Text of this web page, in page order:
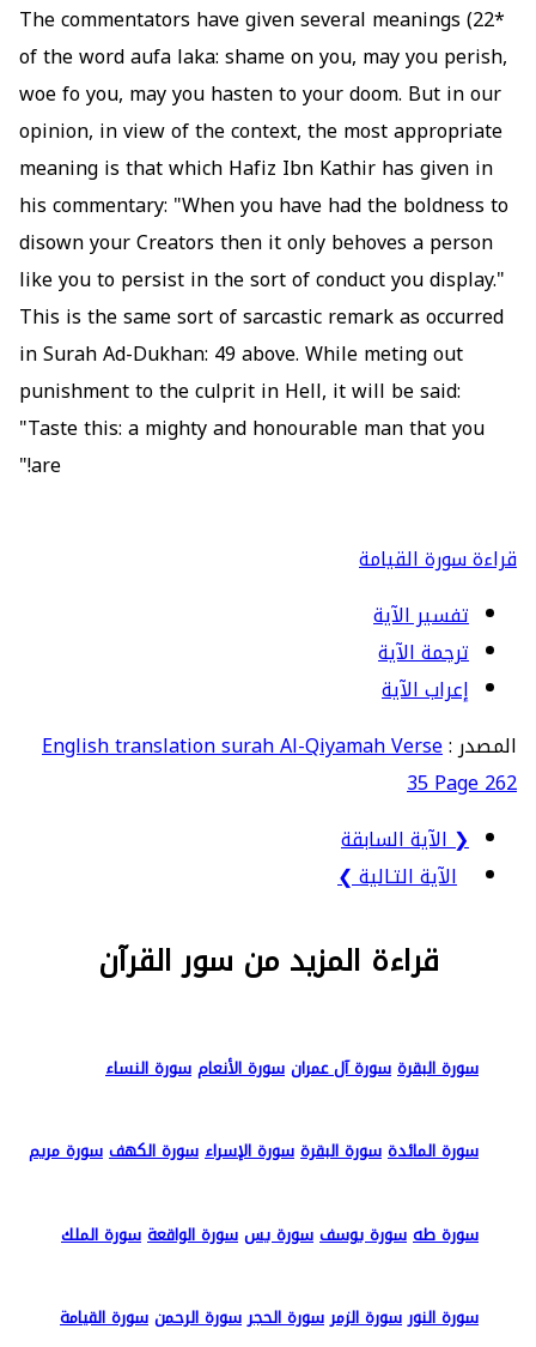
*22)
The commentators have given several meanings
of the word aufa laka: shame on you, may you perish,
woe fo you, may you hasten to your doom. But in our
opinion, in view of the context, the most appropriate
meaning is that which Hafiz Ibn Kathir has given in
his commentary: "When you have had the boldness to
disown your Creators then it only behoves a person
like you to persist in the sort of conduct you display."
This is the same sort of sarcastic remark as occurred
in Surah Ad-Dukhan: 49 above. While meting out
punishment to the culprit in Hell, it will be said:
"Taste this: a mighty and honourable man that you
are!"
قراءة سورة القيامة
تفسير الآية
ترجمة الآية
إعراب الآية
المصدر :English translation surah Al-Qiyamah Verse
35 Page 262
❮ الآية السابقة
الآية التـالية ❯
قراءة المزيد من سور القرآن
سورة البقرة سورة آل عمران سورة الأنعام سورة النساء
سورة المائدة سورة البقرة سورة الإسراء سورة الكهف سورة مريم
سورة طه سورة يوسف سورة يس سورة الواقعة سورة الملك
سورة النور سورة الزمر سورة الحجر سورة الرحمن سورة القيامة